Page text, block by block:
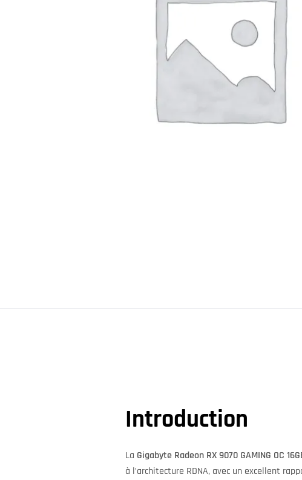
Introduction
La Gigabyte Radeon RX 9070 GAMING OC
à l’architecture RDNA, avec un excellent